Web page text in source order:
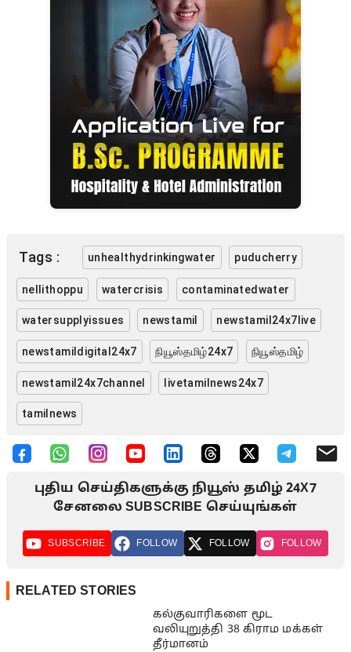
Tags : unhealthydrinkingwater puducherry
nellithoppu watercrisis contaminatedwater
watersupplyissues newstamil newstamil24x7live
newstamildigital24x7 நியூஸ்தமிழ்24x7 நியூஸ்தமிழ்
newstamil24x7channel livetamilnews24x7
tamilnews
புதிய செய்திகளுக்கு நியூஸ் தமிழ் 24X7
சேனலை SUBSCRIBE செய்யுங்கள்
SUBSCRIBE FOLLOW FOLLOW FOLLOW
RELATED STORIES
கல்குவாரிகளை மூட
வலியுறுத்தி 38 கிராம மக்கள்
தீர்மானம்